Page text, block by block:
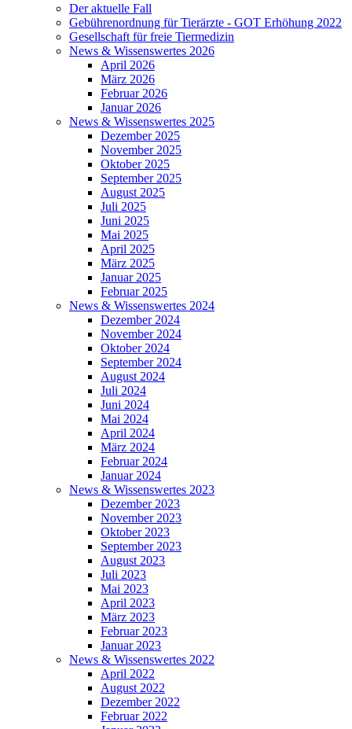
Der aktuelle Fall
Gebührenordnung für Tierärzte - GOT Erhöhung 2022
Gesellschaft für freie Tiermedizin
News & Wissenswertes 2026
April 2026
März 2026
Februar 2026
Januar 2026
News & Wissenswertes 2025
Dezember 2025
November 2025
Oktober 2025
September 2025
August 2025
Juli 2025
Juni 2025
Mai 2025
April 2025
März 2025
Januar 2025
Februar 2025
News & Wissenswertes 2024
Dezember 2024
November 2024
Oktober 2024
September 2024
August 2024
Juli 2024
Juni 2024
Mai 2024
April 2024
März 2024
Februar 2024
Januar 2024
News & Wissenswertes 2023
Dezember 2023
November 2023
Oktober 2023
September 2023
August 2023
Juli 2023
Mai 2023
April 2023
März 2023
Februar 2023
Januar 2023
News & Wissenswertes 2022
April 2022
August 2022
Dezember 2022
Februar 2022